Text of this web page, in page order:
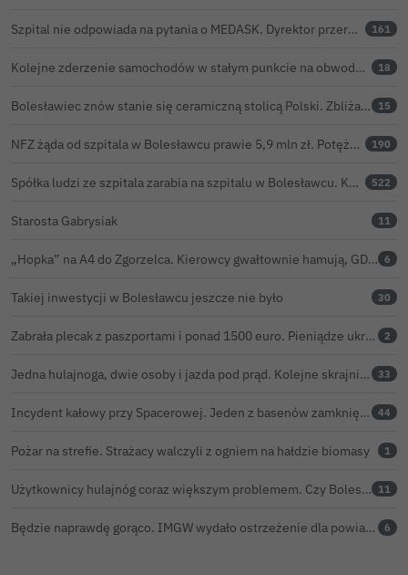
Szpital nie odpowiada na pytania o MEDASK. Dyrektor przerwał temat podczas konferencji o inwestycjach 161
Kolejne zderzenie samochodów w stałym punkcie na obwodnicy Bolesławca 18
Bolesławiec znów stanie się ceramiczną stolicą Polski. Zbliża się 32. Święto Ceramiki 15
NFZ żąda od szpitala w Bolesławcu prawie 5,9 mln zł. Potężny cios po kontroli rozliczeń 190
Spółka ludzi ze szpitala zarabia na szpitalu w Bolesławcu. Kwoty pozostają tajne 522
Starosta Gabrysiak 11
„Hopka” na A4 do Zgorzelca. Kierowcy gwałtownie hamują, GDDKiA wyjaśnia, skąd problem 6
Takiej inwestycji w Bolesławcu jeszcze nie było 30
Zabrała plecak z paszportami i ponad 1500 euro. Pieniądze ukryła w zaskakującym miejscu 2
Jedna hulajnoga, dwie osoby i jazda pod prąd. Kolejne skrajnie nieodpowiedzialne zachowanie na ulicach Bolesławca 33
Incydent kałowy przy Spacerowej. Jeden z basenów zamknięty do odwołania 44
Pożar na strefie. Strażacy walczyli z ogniem na hałdzie biomasy 1
Użytkownicy hulajnóg coraz większym problemem. Czy Bolesławiec powinien pójść śladem Gniezna? 11
Będzie naprawdę gorąco. IMGW wydało ostrzeżenie dla powiatu bolesławieckiego 6